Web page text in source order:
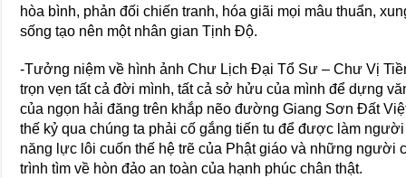
hòa bình, phản đối chiến tranh, hóa giãi mọi mâu thuẩn,
sống tạo nên một nhân gian Tịnh Độ.
-Tưởng niệm về hình ảnh Chư Lịch Đại Tổ Sư – Chư Vị
trọn vẹn tất cả đời mình, tất cả sở hửu của mình để dựng
của ngọn hải đăng trên khắp nẽo đường Giang Sơn Đất
thế kỷ qua chúng ta phải cố gắng tiến tu để được làm
năng lực lôi cuốn thế hệ trẽ của Phật giáo và những người
trình tìm về hòn đảo an toàn của hạnh phúc chân thật.